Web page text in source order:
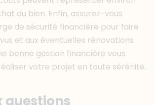
du bien. Enfin, assurez-vous
de sécurité financière pour faire
et aux éventuelles rénovations
bonne gestion financière vous
votre projet en toute sérénité.
questions